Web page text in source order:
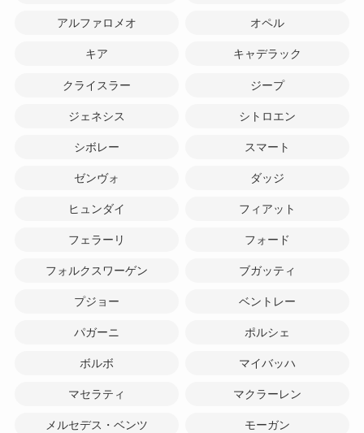
アルファロメオ オペル
キア キャデラック
クライスラー ジープ
ジェネシス シトロエン
シボレー スマート
ゼンヴォ ダッジ
ヒュンダイ フィアット
フェラーリ フォード
フォルクスワーゲン ブガッティ
プジョー ベントレー
パガーニ ポルシェ
ボルボ マイバッハ
マセラティ マクラーレン
メルセデス・ベンツ モーガン